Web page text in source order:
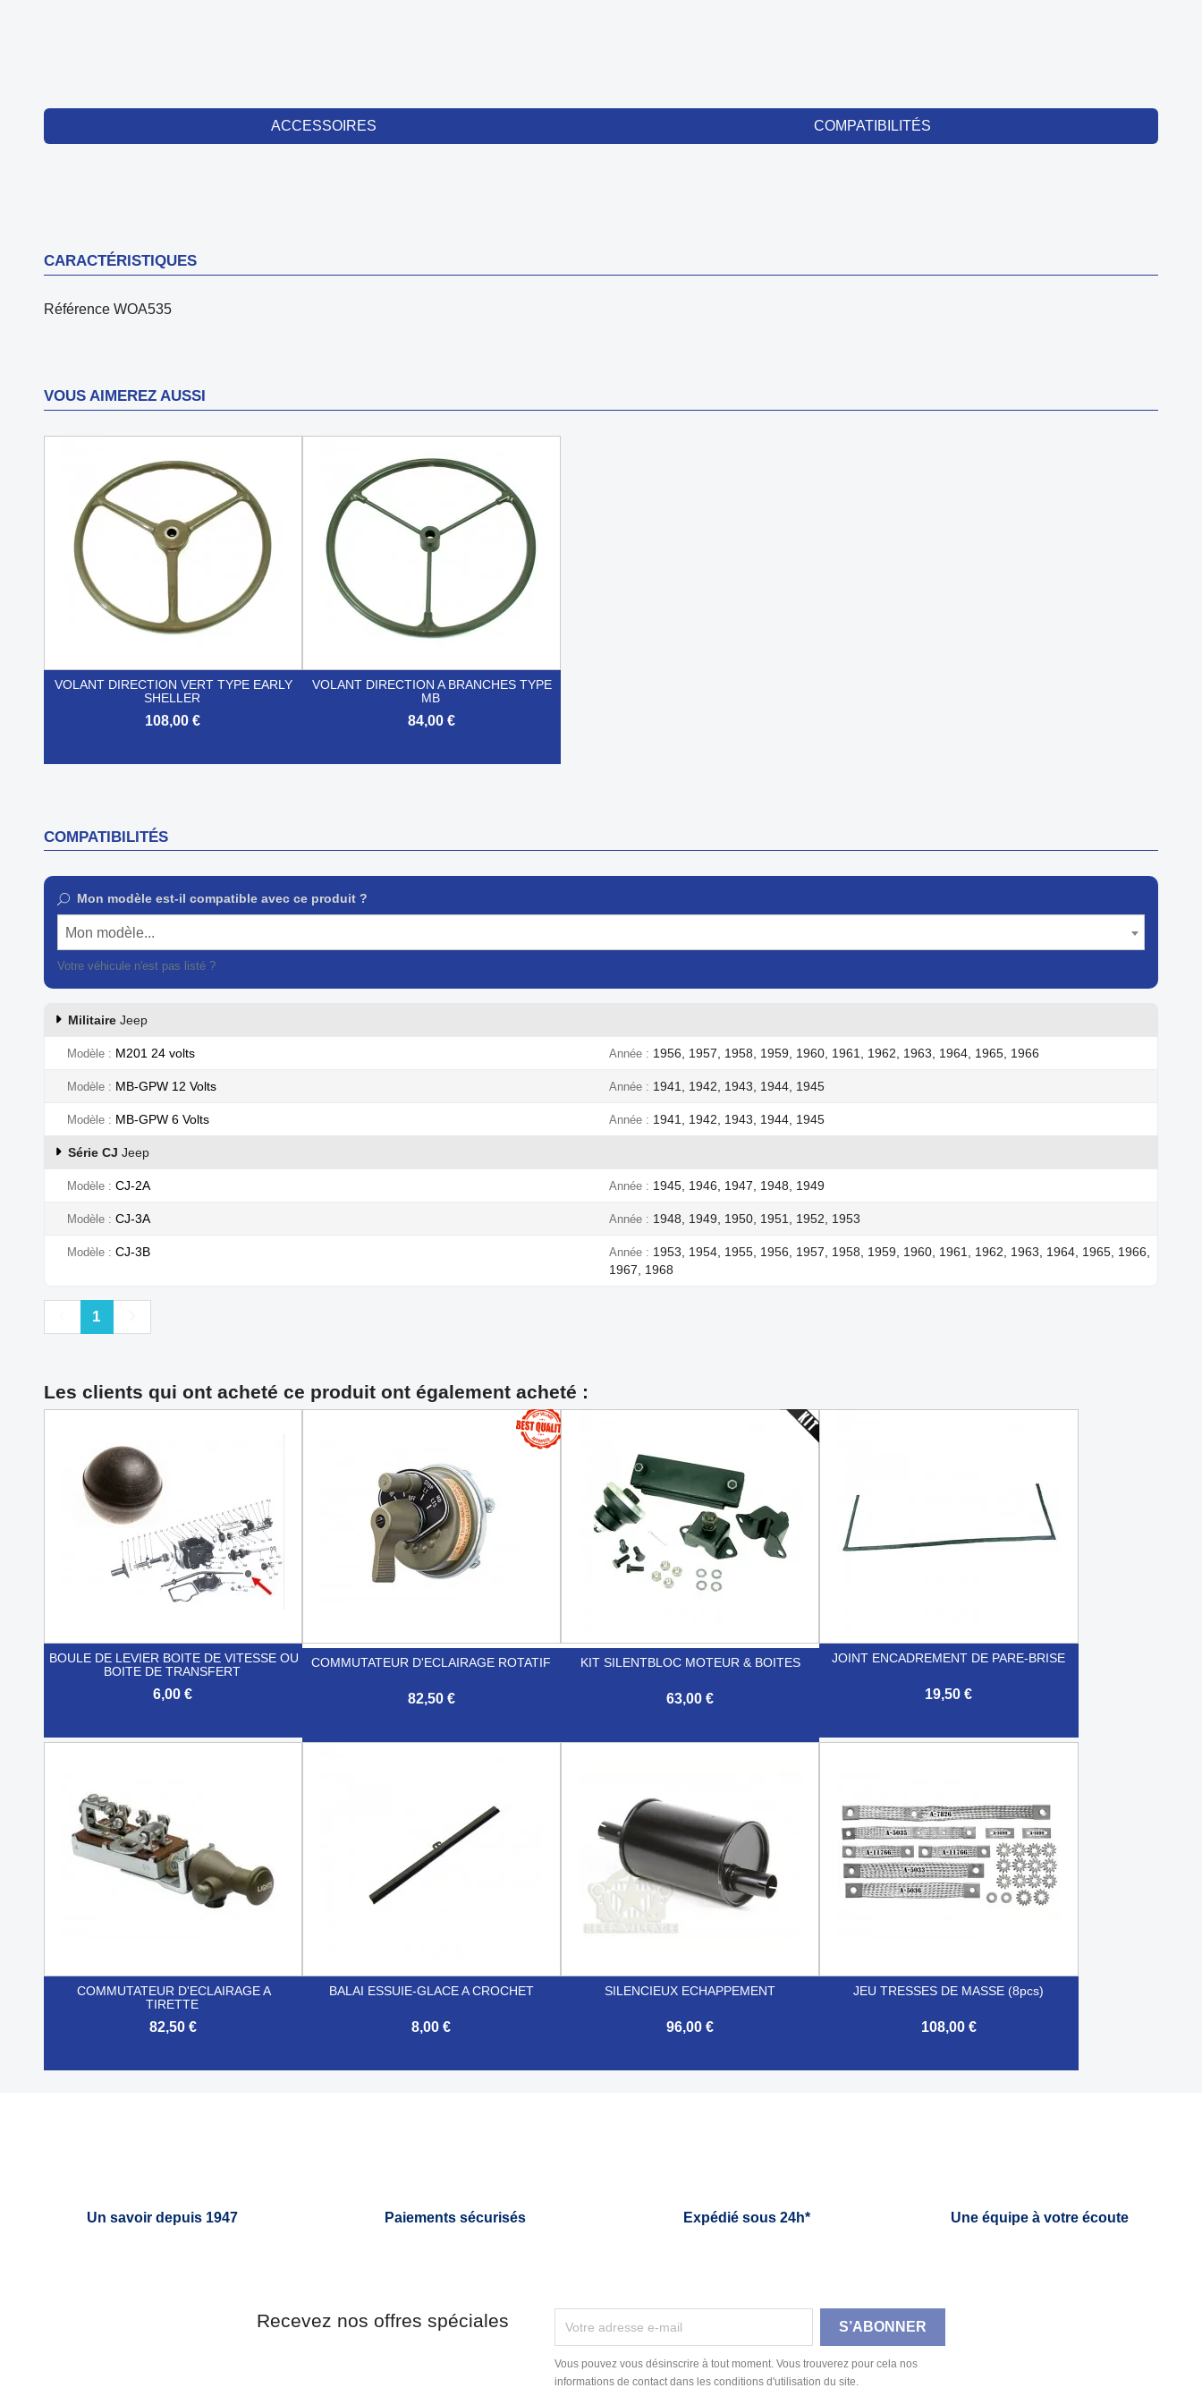
ACCESSOIRES COMPATIBILITÉS
CARACTÉRISTIQUES
Référence WOA535
VOUS AIMEREZ AUSSI
VOLANT DIRECTION VERT TYPE EARLY
SHELLER
108,00 €
VOLANT DIRECTION A BRANCHES TYPE
MB
84,00 €
COMPATIBILITÉS
Mon modèle est-il compatible avec ce produit ?
Mon modèle...
Votre véhicule n'est pas listé ?
Militaire Jeep
Modèle M201 24 volts Année 1956, 1957, 1958, 1959, 1960, 1961, 1962, 1963, 1964, 1965, 1966
Modèle MB-GPW 12 Volts Année 1941, 1942, 1943, 1944, 1945
Modèle MB-GPW 6 Volts Année 1941, 1942, 1943, 1944, 1945
Série CJ Jeep
Modèle CJ-2A Année 1945, 1946, 1947, 1948, 1949
Modèle CJ-3A Année 1948, 1949, 1950, 1951, 1952, 1953
Modèle CJ-3B Année
1953, 1954, 1955, 1956, 1957, 1958, 1959, 1960, 1961, 1962, 1963, 1964, 1965, 1966,
1967, 1968
Précédent
1
Les clients qui ont acheté ce produit ont également acheté :
BOULE DE LEVIER BOITE DE VITESSE OU
BOITE DE TRANSFERT
6,00 €
COMMUTATEUR D'ECLAIRAGE ROTATIF
82,50 €
KIT SILENTBLOC MOTEUR & BOITES
63,00 €
JOINT ENCADREMENT DE PARE-BRISE
19,50 €
COMMUTATEUR D'ECLAIRAGE A
TIRETTE
82,50 €
BALAI ESSUIE-GLACE A CROCHET
8,00 €
SILENCIEUX ECHAPPEMENT
96,00 €
JEU TRESSES DE MASSE (8pcs)
108,00 €
Un savoir depuis 1947 Paiements sécurisés Expédié sous 24h* Une équipe à votre écoute
Recevez nos offres spéciales
Vous pouvez vous désinscrire à tout moment. Vous trouverez pour cela nos
informations de contact dans les conditions d'utilisation du site.